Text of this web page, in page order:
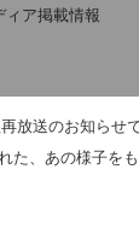
ィア掲載情報
放送のお知ら
あの様子をも